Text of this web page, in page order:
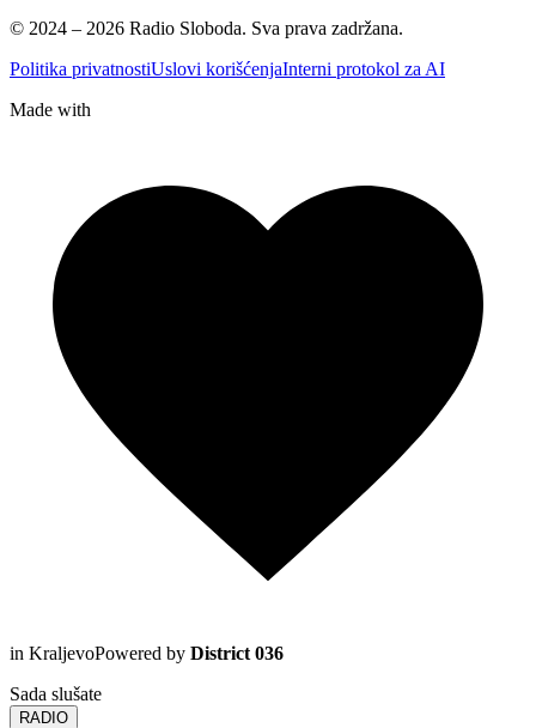
© 2024 – 2026 Radio Sloboda. Sva prava zadržana.
Politika privatnostiUslovi korišćenjaInterni protokol za AI
Made with
in KraljevoPowered by District 036
Sada slušate
RADIO